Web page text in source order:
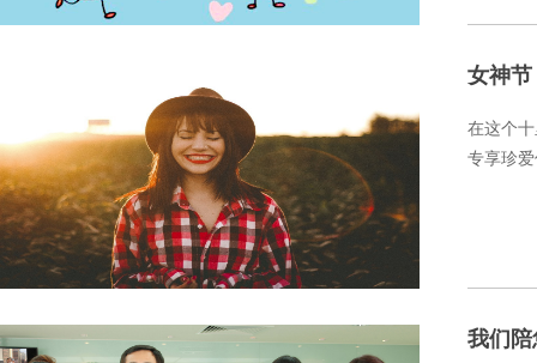
女神
在这个
专享珍
我们陪